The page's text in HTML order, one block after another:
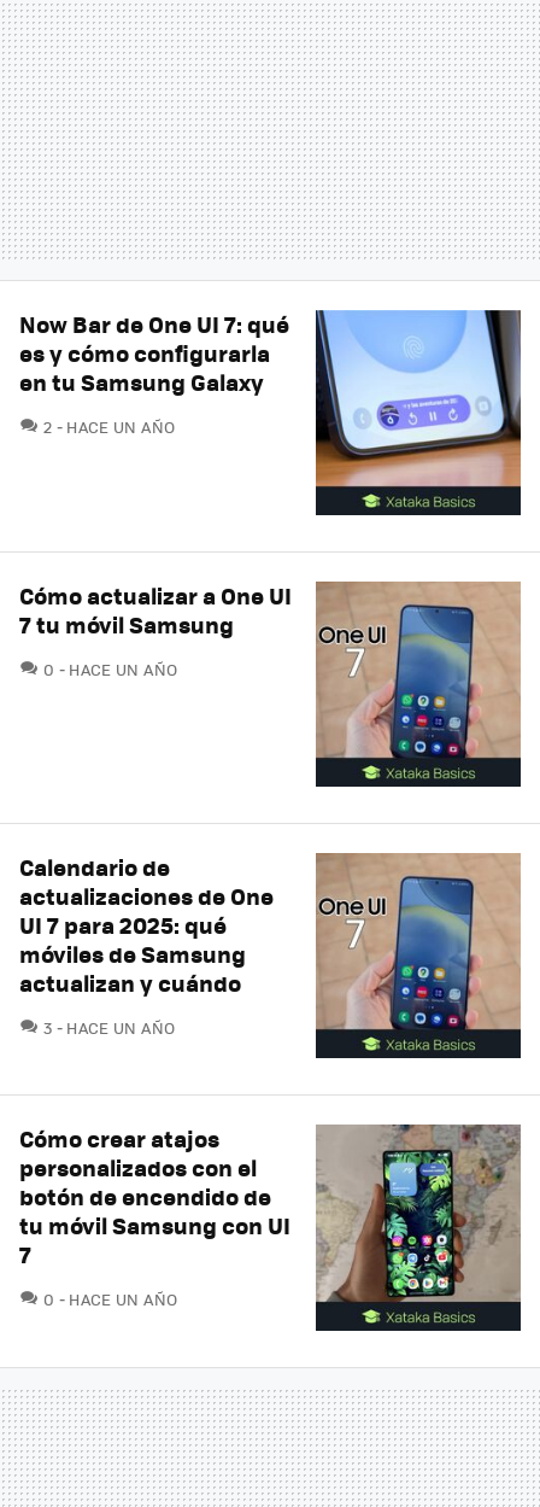
Now Bar de One UI 7: qué
es y cómo configurarla
en tu Samsung Galaxy
2 COMENTARIOS
HACE UN AÑO
Cómo actualizar a One UI
7 tu móvil Samsung
0 COMENTARIOS
HACE UN AÑO
Calendario de
actualizaciones de One
UI 7 para 2025: qué
móviles de Samsung
actualizan y cuándo
3 COMENTARIOS
HACE UN AÑO
Cómo crear atajos
personalizados con el
botón de encendido de
tu móvil Samsung con UI
7
0 COMENTARIOS
HACE UN AÑO